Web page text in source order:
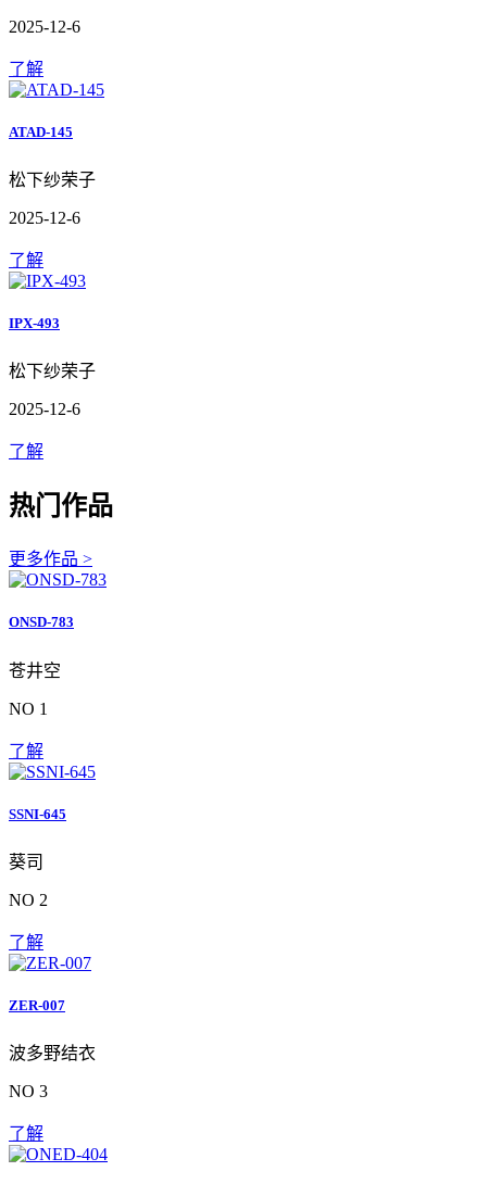
2025-12-6
了解
ATAD-145
松下纱荣子
2025-12-6
了解
IPX-493
松下纱荣子
2025-12-6
了解
热门作品
更多作品 >
ONSD-783
苍井空
NO 1
了解
SSNI-645
葵司
NO 2
了解
ZER-007
波多野结衣
NO 3
了解